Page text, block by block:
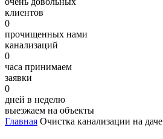
клиентов
0
прочищенных нами
канализаций
0
часа принимаем
заявки
0
дней в неделю
выезжаем на объекты
Главная Очистка канализации на даче